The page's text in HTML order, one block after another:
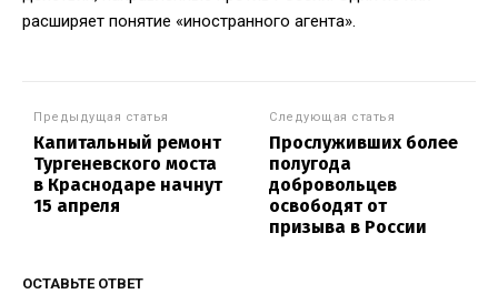
расширяет понятие «иностранного агента».
Предыдущая статья
Капитальный ремонт
Тургеневского моста
в Краснодаре начнут
15 апреля
Следующая статья
Прослуживших более
полугода
добровольцев
освободят от
призыва в России
ОСТАВЬТЕ ОТВЕТ